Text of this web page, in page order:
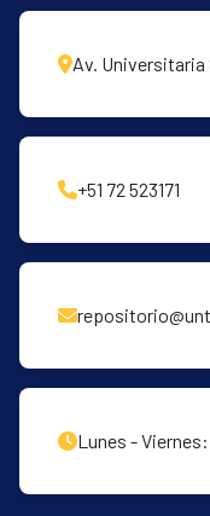
Av. Universitaria
+51 72 523171
Lunes -